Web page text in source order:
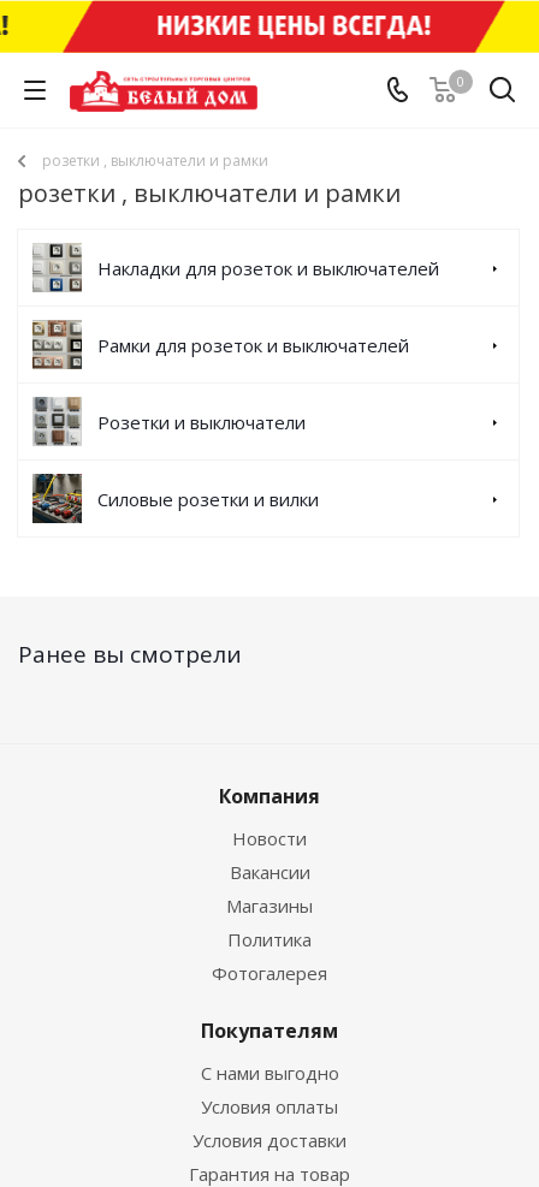
0
розетки , выключатели и рамки
розетки , выключатели и рамки
Накладки для розеток и выключателей
Рамки для розеток и выключателей
Розетки и выключатели
Силовые розетки и вилки
Ранее вы смотрели
Компания
Новости
Вакансии
Магазины
Политика
Фотогалерея
Покупателям
С нами выгодно
Условия оплаты
Условия доставки
Гарантия на товар